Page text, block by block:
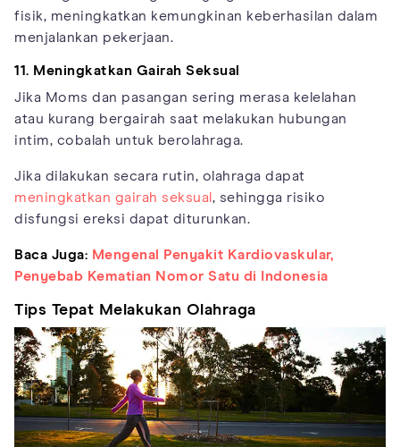
fisik, meningkatkan kemungkinan keberhasilan dalam
menjalankan pekerjaan.
11. Meningkatkan Gairah Seksual
Jika Moms dan pasangan sering merasa kelelahan
atau kurang bergairah saat melakukan hubungan
intim, cobalah untuk berolahraga.
Jika dilakukan secara rutin, olahraga dapat
meningkatkan gairah seksual , sehingga risiko
disfungsi ereksi dapat diturunkan.
Baca Juga: Mengenal Penyakit Kardiovaskular,
Penyebab Kematian Nomor Satu di Indonesia
Tips Tepat Melakukan Olahraga